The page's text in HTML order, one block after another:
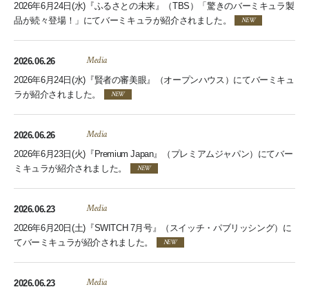
2026年6月24日(水)『ふるさとの未来』（TBS）「驚きのバーミキュラ製
品が続々登場！」にてバーミキュラが紹介されました。
2026.06.26 Media
2026年6月24日(水)『賢者の審美眼』（オープンハウス）にてバーミキュ
ラが紹介されました。
2026.06.26 Media
2026年6月23日(火)『Premium Japan』（プレミアムジャパン）にてバー
ミキュラが紹介されました。
2026.06.23 Media
2026年6月20日(土)『SWITCH 7月号』（スイッチ・パブリッシング）に
てバーミキュラが紹介されました。
2026.06.23 Media